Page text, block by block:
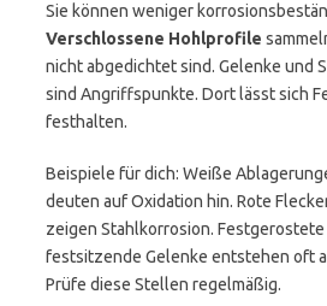
Sie können weniger
Verschlossene Hohlprofile
nicht abgedichtet sind. Gelenke und
sind Angriffspunkte. Dort lässt sich
festhalten.
Beispiele für dich: Weiße
deuten auf Oxidation hin. Rote
zeigen Stahlkorrosion. Festgerostete
festsitzende Gelenke entstehen oft
Prüfe diese Stellen regelmäßig.